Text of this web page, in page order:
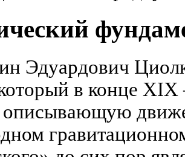
Эдуардович
в конце